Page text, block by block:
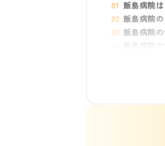
飯島病院
飯島病院
飯島病院
飯島病院